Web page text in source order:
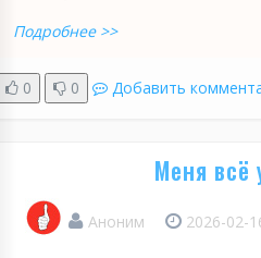
Подробнее >>
0 0 Добавить
Меня всё
Аноним 2026-02-